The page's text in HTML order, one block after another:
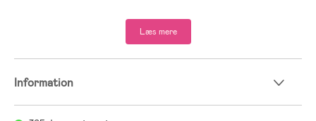
– Anbefalet alder: Fra nyfødt.
Læs mere
Information